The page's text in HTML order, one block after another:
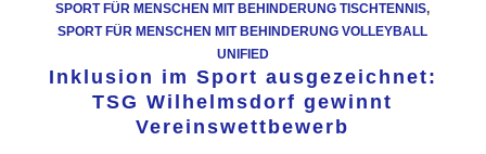
SPORT FÜR MENSCHEN MIT BEHINDERUNG TISCHTENNIS,
SPORT FÜR MENSCHEN MIT BEHINDERUNG VOLLEYBALL
UNIFIED
Inklusion im Sport ausgezeichnet:
TSG Wilhelmsdorf gewinnt
Vereinswettbewerb